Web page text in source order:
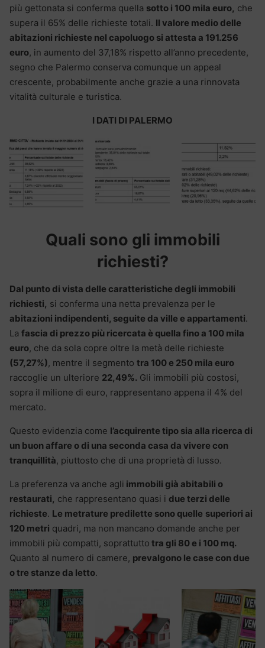
più gettonata si conferma quella sotto i 100 mila euro, che
supera il 65% delle richieste totali. Il valore medio delle
abitazioni richieste nel capoluogo si attesta a 191.256
euro, in aumento del 37,18% rispetto all’anno precedente,
segno che Palermo conserva comunque un appeal
crescente, probabilmente anche grazie a una rinnovata
vitalità culturale e turistica.
I DATI DI PALERMO
Quali sono gli immobili
richiesti?
Dal punto di vista delle caratteristiche degli immobili
richiesti, si conferma una netta prevalenza per le
abitazioni indipendenti, seguite da ville e appartamenti.
La fascia di prezzo più ricercata è quella fino a 100 mila
euro, che da sola copre oltre la metà delle richieste
(57,27%), mentre il segmento tra 100 e 250 mila euro
raccoglie un ulteriore 22,49%. Gli immobili più costosi,
sopra il milione di euro, rappresentano appena il 4% del
mercato.
Questo evidenzia come l’acquirente tipo sia alla ricerca di
un buon affare o di una seconda casa da vivere con
tranquillità, piuttosto che di una proprietà di lusso.
La preferenza va anche agli immobili già abitabili o
restaurati, che rappresentano quasi i due terzi delle
richieste. Le metrature predilette sono quelle superiori ai
120 metri quadri, ma non mancano domande anche per
immobili più compatti, soprattutto tra gli 80 e i 100 mq.
Quanto al numero di camere, prevalgono le case con due
o tre stanze da letto.